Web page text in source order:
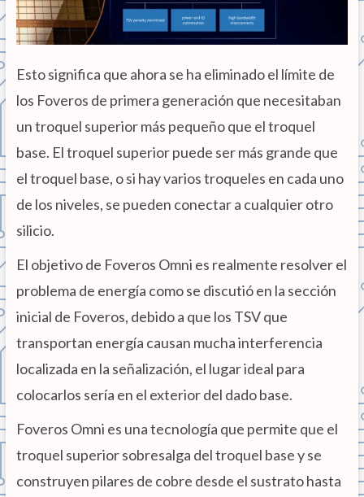
Esto significa que ahora se ha eliminado el límite de
los Foveros de primera generación que necesitaban
un troquel superior más pequeño que el troquel
base. El troquel superior puede ser más grande que
el troquel base, o si hay varios troqueles en cada uno
de los niveles, se pueden conectar a cualquier otro
silicio.
El objetivo de Foveros Omni es realmente resolver el
problema de energía como se discutió en la sección
inicial de Foveros, debido a que los TSV que
transportan energía causan mucha interferencia
localizada en la señalización, el lugar ideal para
colocarlos sería en el exterior del dado base.
Foveros Omni es una tecnología que permite que el
troquel superior sobresalga del troquel base y se
construyen pilares de cobre desde el sustrato hasta